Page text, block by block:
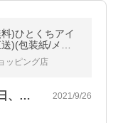
)ひとくちアイ
)(包装紙/メッ
ギフト プレゼ
ッピング店
親戚のお中元に注文しました。後日、おい… 2021/9/26